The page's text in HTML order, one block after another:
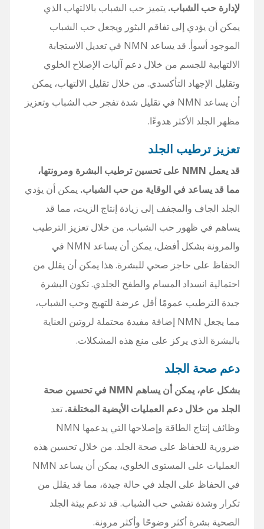
لإدارة حب الشباب. يتميز حب الشباب بالالتهاب الذي
يمكن أن يؤدي إلى تفاقم البثور ويجعل حب الشباب
الموجود أسوأ. قد يساعد NMN في تعديل الاستجابة
الالتهابية للجسم من خلال دعم آليات الإصلاح الخلوي
وتقليل الإجهاد التأكسدي. من خلال تقليل الالتهاب، يمكن
أن يساعد NMN في تقليل شدة تفجر حب الشباب وتعزيز
مظهر الجلد الأكثر هدوءًا.
تعزيز ترطيب الجلد
قد يعمل NMN على تحسين ترطيب البشرة ومرونتها،
مما قد يساعد في الوقاية من حب الشباب. يمكن أن يؤدي
الجلد الجاف والمجفف إلى زيادة إنتاج الزيت، مما قد
يساهم في ظهور حب الشباب. من خلال تعزيز الترطيب
والمرونة بشكل أفضل، يمكن أن يساعد NMN في
الحفاظ على حاجز صحي للبشرة. هذا يمكن أن يقلل من
احتمالية انسداد المسام والطفح الجلدي. تكون البشرة
جيدة الترطيب عمومًا أقل عرضة للتهيج وحب الشباب،
مما يجعل NMN إضافة مفيدة محتملة لروتين العناية
بالبشرة الذي يركز على منع هذه المشكلات.
دعم صحة الجلد
بشكل عام، يمكن أن يساهم NMN في تحسين صحة
الجلد من خلال دعم العمليات الأيضية المختلفة. تعد
وظائف إنتاج الطاقة وإصلاحها التي يدعمها NMN
ضرورية للحفاظ على صحة الجلد. من خلال تحسين هذه
العمليات على المستوى الخلوي، يمكن أن يساعد NMN
في الحفاظ على الجلد في حالة جيدة، مما قد يقلل من
تكرار وشدة تفشي حب الشباب. قد تدعم بيئة الجلد
الصحية بشرة أكثر وضوحًا وأكثر مرونة.